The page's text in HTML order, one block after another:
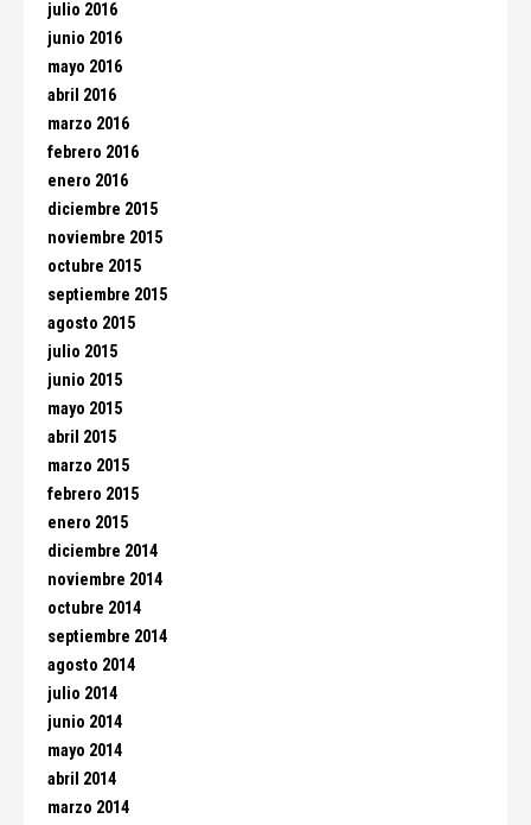
julio 2016
junio 2016
mayo 2016
abril 2016
marzo 2016
febrero 2016
enero 2016
diciembre 2015
noviembre 2015
octubre 2015
septiembre 2015
agosto 2015
julio 2015
junio 2015
mayo 2015
abril 2015
marzo 2015
febrero 2015
enero 2015
diciembre 2014
noviembre 2014
octubre 2014
septiembre 2014
agosto 2014
julio 2014
junio 2014
mayo 2014
abril 2014
marzo 2014